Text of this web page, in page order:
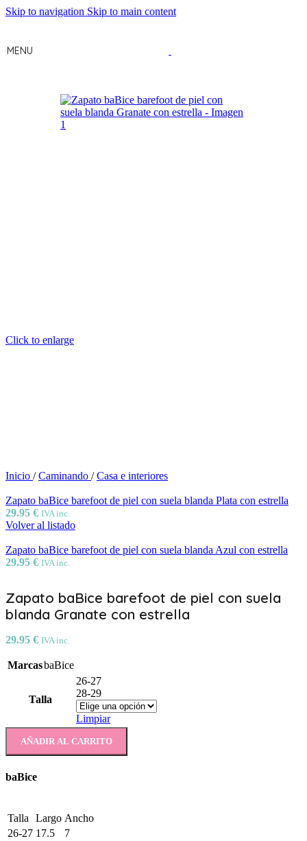
Skip to navigation Skip to main content
MENU
Click to enlarge
Inicio / Caminando / Casa e interiores
Zapato baBice barefoot de piel con suela blanda Plata con estrella
29.95 € IVA inc.
Volver al listado
Zapato baBice barefoot de piel con suela blanda Azul con estrella
29.95 € IVA inc.
Zapato baBice barefoot de piel con suela
blanda Granate con estrella
29.95 € IVA inc.
MarcasbaBice
Talla
26-27
28-29
Limpiar
AÑADIR AL CARRITO
baBice
Talla Largo Ancho
26-27 17.5
7